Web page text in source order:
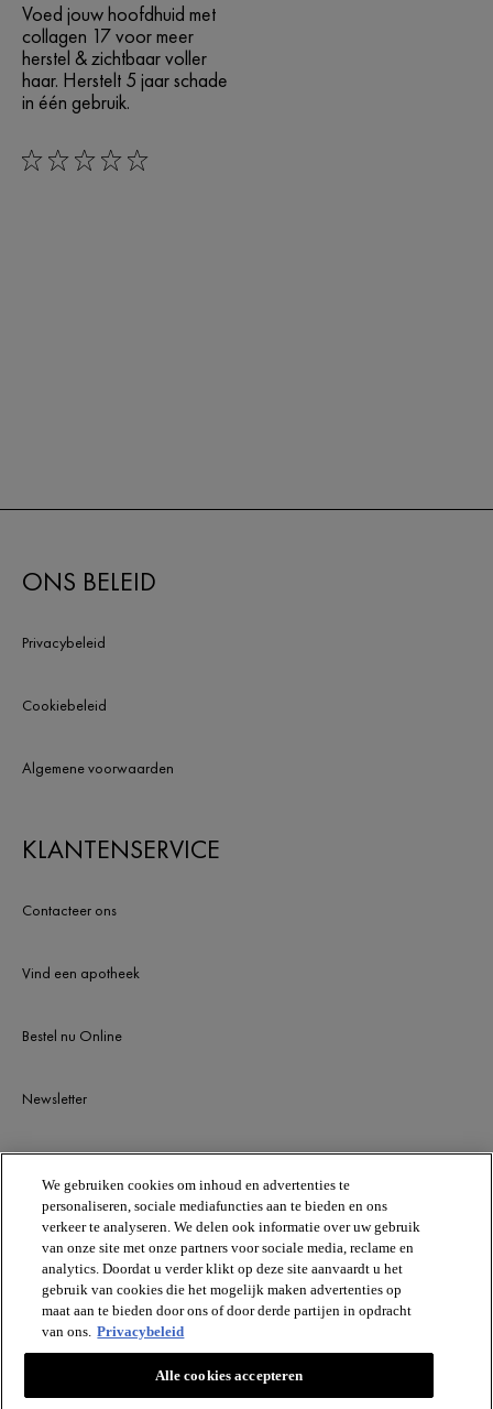
Voed jouw hoofdhuid met
collagen 17 voor meer
herstel & zichtbaar voller
haar. Herstelt 5 jaar schade
in één gebruik.
0/5
ONS BELEID
Privacybeleid
Cookiebeleid
Algemene voorwaarden
KLANTENSERVICE
Contacteer ons
Vind een apotheek
Bestel nu Online
Newsletter
BLIJF OP DE HOOGTE
VICHY
Vichy France CAI/CAF 03
TSA 75000 93584 ST OUEN CEDEX FR.
We gebruiken cookies om inhoud en advertenties te
personaliseren, sociale mediafuncties aan te bieden en ons
verkeer te analyseren. We delen ook informatie over uw gebruik
van onze site met onze partners voor sociale media, reclame en
analytics. Doordat u verder klikt op deze site aanvaardt u het
gebruik van cookies die het mogelijk maken advertenties op
maat aan te bieden door ons of door derde partijen in opdracht
van ons. Privacybeleid
Alle cookies accepteren